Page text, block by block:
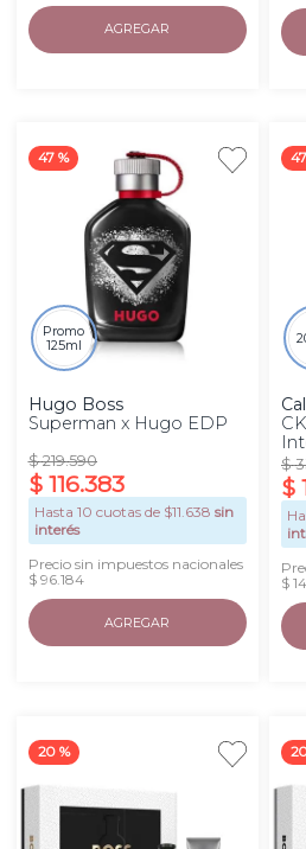
AGREGAR
47 %
Promo
125ml
Hugo Boss
Superman x Hugo EDP
$ 219.590
$ 116.383
Hasta 10 cuotas de $11.638 sin
interés
Precio sin impuestos nacionales
$ 96.184
AGREGAR
$
$
$
20 %